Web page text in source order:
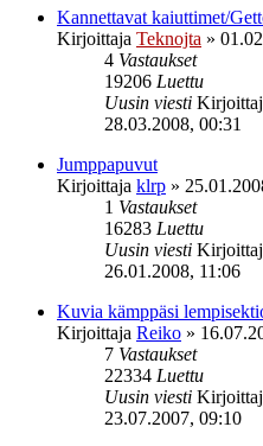
Kannettavat kaiuttimet/
Kirjoittaja Teknojta »
4 Vastaukset
19206 Luettu
Uusin viesti
28.03.2008, 00:31
Jumppapuvut
Kirjoittaja klrp »
1 Vastaukset
16283 Luettu
Uusin viesti
26.01.2008, 11:06
Kuvia kämppäsi
Kirjoittaja Reiko »
7 Vastaukset
22334 Luettu
Uusin viesti
23.07.2007, 09:10